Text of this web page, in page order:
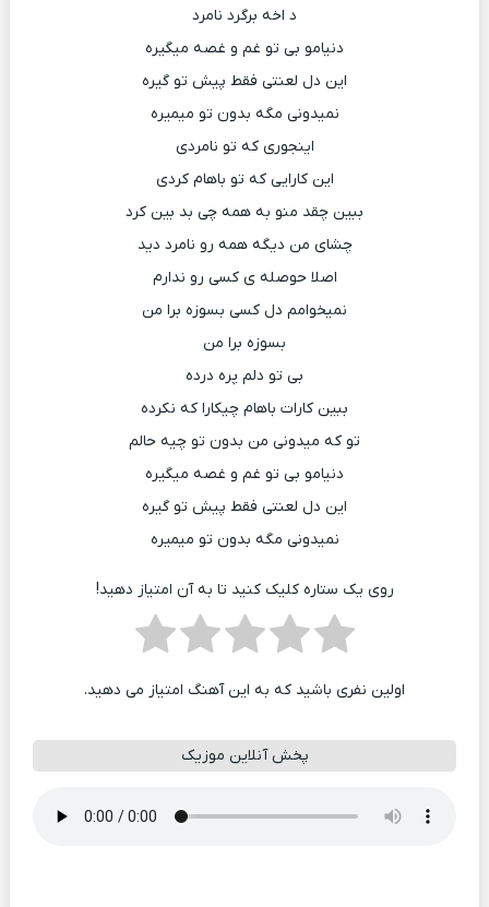
د اخه برگرد نامرد
دنیامو بی تو غم و غصه میگیره
این دل لعنتی فقط پیش تو گیره
نمیدونی مگه بدون تو میمیره
اینجوری که تو نامردی
این کارایی که تو باهام کردی
ببین چقد منو به همه چی بد بین کرد
چشای من دیگه همه رو نامرد دید
اصلا حوصله ی کسی رو ندارم
نمیخوامم دل کسی بسوزه برا من
بسوزه برا من
بی تو دلم پره درده
ببین کارات باهام چیکارا که نکرده
تو که میدونی من بدون تو چیه حالم
دنیامو بی تو غم و غصه میگیره
این دل لعنتی فقط پیش تو گیره
نمیدونی مگه بدون تو میمیره
روی یک ستاره کلیک کنید تا به آن امتیاز دهید!
اولین نفری باشید که به این آهنگ امتیاز می دهید.
پخش آنلاین موزیک